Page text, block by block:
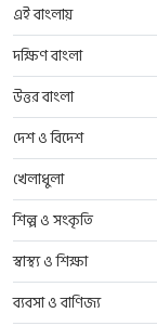
এই বাংলায়
দক্ষিণ বাংলা
উত্তর বাংলা
দেশ ও বিদেশ
খেলাধুলা
শিল্প ও সংকৃতি
স্বাস্থ্য ও শিক্ষা
ব্যবসা ও বাণিজ্য